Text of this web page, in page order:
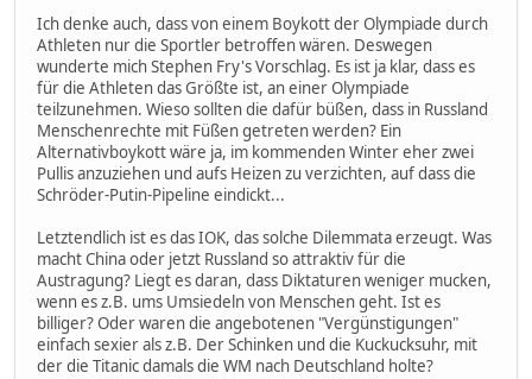
Ich denke auch, dass von einem Boykott der Olympiade durch
Athleten nur die Sportler betroffen wären. Deswegen
wunderte mich Stephen Fry's Vorschlag. Es ist ja klar, dass es
für die Athleten das Größte ist, an einer Olympiade
teilzunehmen. Wieso sollten die dafür büßen, dass in Russland
Menschenrechte mit Füßen getreten werden? Ein
Alternativboykott wäre ja, im kommenden Winter eher zwei
Pullis anzuziehen und aufs Heizen zu verzichten, auf dass die
Schröder-Putin-Pipeline eindickt...
Letztendlich ist es das IOK, das solche Dilemmata erzeugt. Was
macht China oder jetzt Russland so attraktiv für die
Austragung? Liegt es daran, dass Diktaturen weniger mucken,
wenn es z.B. ums Umsiedeln von Menschen geht. Ist es
billiger? Oder waren die angebotenen "Vergünstigungen"
einfach sexier als z.B. Der Schinken und die Kuckucksuhr, mit
der die Titanic damals die WM nach Deutschland holte?